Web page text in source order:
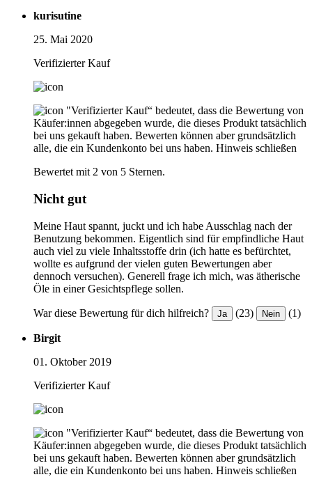
kurisutine
25. Mai 2020
Verifizierter Kauf
"Verifizierter Kauf“ bedeutet, dass die Bewertung von
Käufer:innen abgegeben wurde, die dieses Produkt tatsächlich
bei uns gekauft haben. Bewerten können aber grundsätzlich
alle, die ein Kundenkonto bei uns haben. Hinweis schließen
Bewertet mit 2 von 5 Sternen.
Nicht gut
Meine Haut spannt, juckt und ich habe Ausschlag nach der
Benutzung bekommen. Eigentlich sind für empfindliche Haut
auch viel zu viele Inhaltsstoffe drin (ich hatte es befürchtet,
wollte es aufgrund der vielen guten Bewertungen aber
dennoch versuchen). Generell frage ich mich, was ätherische
Öle in einer Gesichtspflege sollen.
War diese Bewertung für dich hilfreich? Ja (23) Nein (1)
Birgit
01. Oktober 2019
Verifizierter Kauf
"Verifizierter Kauf“ bedeutet, dass die Bewertung von
Käufer:innen abgegeben wurde, die dieses Produkt tatsächlich
bei uns gekauft haben. Bewerten können aber grundsätzlich
alle, die ein Kundenkonto bei uns haben. Hinweis schließen